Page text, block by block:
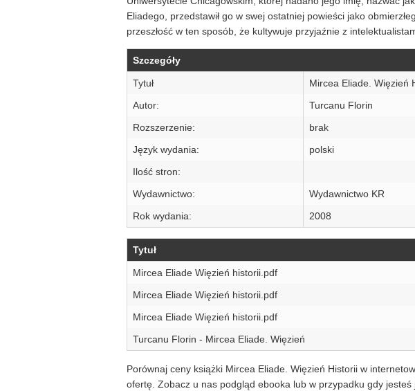
Eliadego, przedstawił go w swej ostatniej powieści jako
przeszłość w ten sposób, że kultywuje przyjaźnie z
Szczegóły
Tytuł
Mircea Eliade. Więzień
Autor:
Turcanu Florin
Rozszerzenie:
brak
Język wydania:
polski
Ilość stron:
Wydawnictwo:
Wydawnictwo KR
Rok wydania:
2008
Tytuł
Mircea Eliade Więzień historii.pdf
Mircea Eliade Więzień historii.pdf
Mircea Eliade Więzień historii.pdf
Turcanu Florin - Mircea Eliade. Więzień
Porównaj ceny książki Mircea Eliade. Więzień Historii w
ofertę. Zobacz u nas podgląd ebooka lub w przypadku gdy